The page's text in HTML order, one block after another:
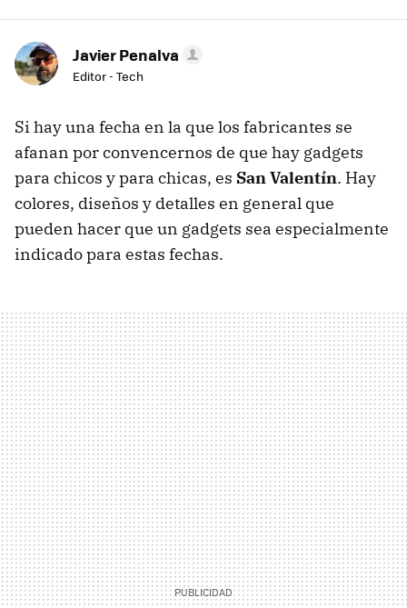
Javier Penalva
Editor - Tech
Si hay una fecha en la que los fabricantes se
afanan por convencernos de que hay gadgets
para chicos y para chicas, es San Valentín. Hay
colores, diseños y detalles en general que
pueden hacer que un gadgets sea especialmente
indicado para estas fechas.